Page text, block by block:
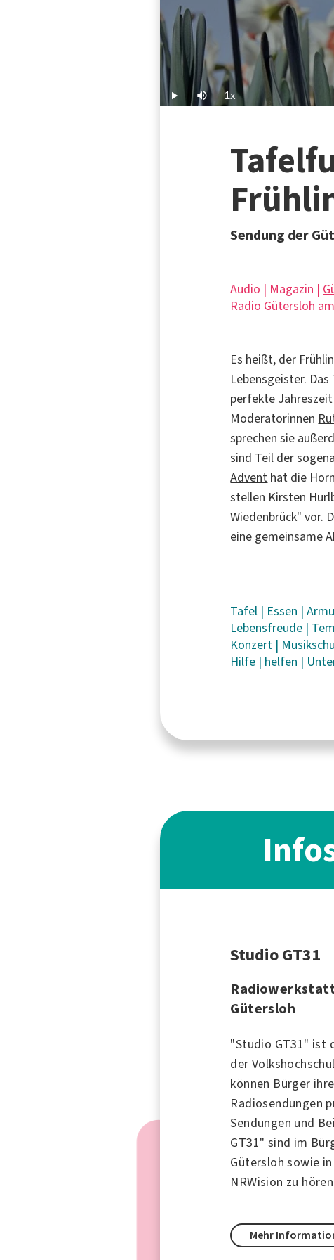
Play Mute 1xPlayback
Rate
Sendung der
Audio | Magazin |
Radio Gütersloh
Es heißt, der
Lebensgeister. Das
perfekte
Moderatorinnen
sprechen sie
sind Teil der
Advent hat die
stellen Kirsten
Wiedenbrück" vor.
eine gemeinsame
Tafel | Essen |
Lebensfreude |
Konzert |
Hilfe | helfen |
Studio GT31
Radiowerkstatt
Gütersloh
"Studio GT31" ist
der
können Bürger
Radiosendungen
Sendungen und
GT31" sind im
Gütersloh sowie
NRWision zu
Mehr